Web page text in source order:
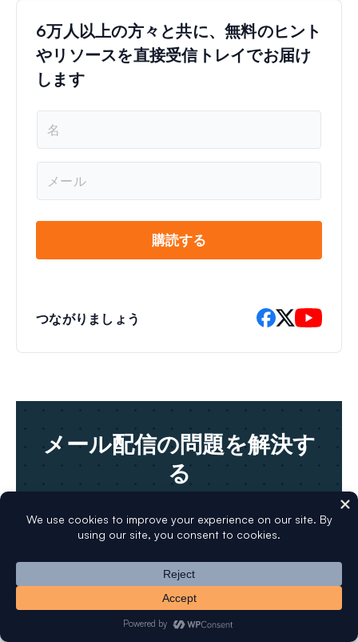
6万人以上の方々と共に、無料のヒント
やリソースを直接受信トレイでお届け
します
*
ル
購読する
つながりましょう
メール配信の問題を解決す
る
お気に入りのSMTPプロバイダーを使用し
て、WordPressのメールを確実に送信して
ください。
WP Mail SMTP Proを入手する